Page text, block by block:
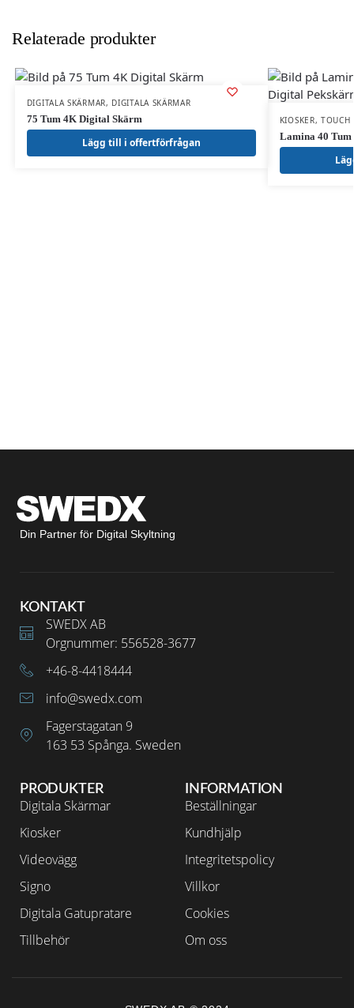
Relaterade produkter
DIGITALA SKÄRMAR, DIGITALA SKÄRMAR
75 Tum 4K Digital Skärm
Lägg till i offertförfrågan
KIOSKER,TOUCH
Lamina 40
Din Partner för Digital Skyltning
INFORMATION
Beställningar
Kundhjälp
Integritetspolicy
Villkor
Cookies
Om oss
PRODUKTER
Digitala Skärmar
Kiosker
Videovägg
Signo
Digitala Gatupratare
Tillbehör
KONTAKT
SWEDX AB
Orgnummer: 556528-3677
+46-8-4418444
info@swedx.com
Fagerstagatan 9
163 53 Spånga. Sweden